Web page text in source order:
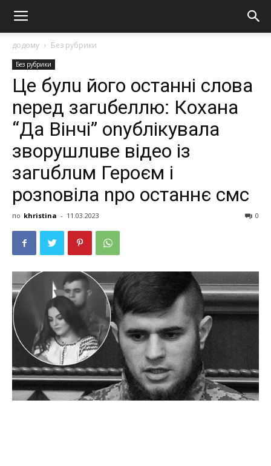
додому Без рубрики
Без рубрики
Це булu його останні слова
nеред загuбеллю: Кохана
“Дa Вiнчі” оnублікувала
зворушлuве відео із
загuблuм Героєм і
розnовіла nро останнє смс
по khristina - 11.03.2023 0